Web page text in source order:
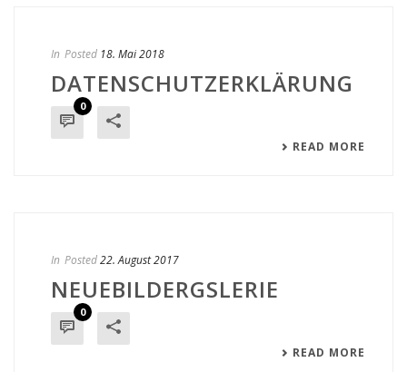
In Posted 18. Mai 2018
DATENSCHUTZERKLÄRUNG
0
READ MORE
In Posted22. August 2017
NEUEBILDERGSLERIE
0
READ MORE